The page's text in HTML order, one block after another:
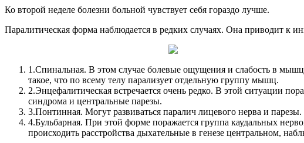
Ко второй неделе болезни больной чувствует себя гораздо лучше.
Паралитическая форма наблюдается в редких случаях. Она приводит к
1.Спинальная. В этом случае болевые ощущения и слабость в
такое, что по всему телу парализует отдельную группу мышц.
2.Энцефалитическая встречается очень редко. В этой ситуации
синдрома и центральные парезы.
3.Понтинная. Могут развиваться паралич лицевого нерва и
4.Бульбарная. При этой форме поражается группа каудальных
происходить расстройства дыхательные в генезе центральном,